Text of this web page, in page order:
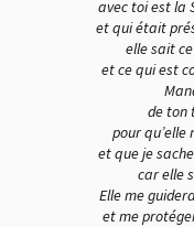
avec toi est la
et qui était
elle sait
et ce qui est
de ton
pour qu’elle
et que je
car elle
Elle me
et me